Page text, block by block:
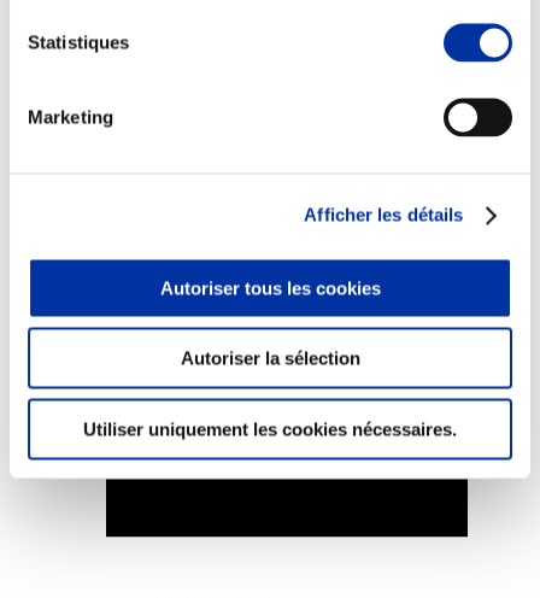
Statistiques
Marketing
Afficher les détails
Autoriser tous les cookies
Autoriser la sélection
Utiliser uniquement les cookies nécessaires.
Alimentation de qualité, raisonnée et durable